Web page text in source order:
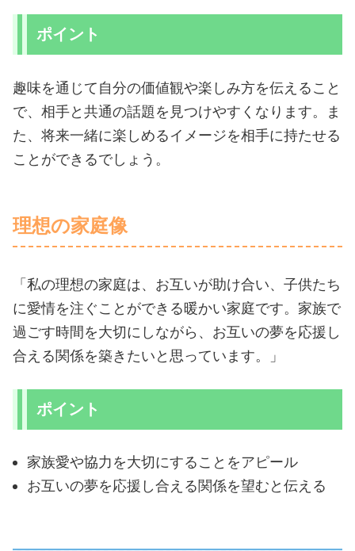
ポイント
趣味を通じて自分の価値観や楽しみ方を伝えること
で、相手と共通の話題を見つけやすくなります。ま
た、将来一緒に楽しめるイメージを相手に持たせる
ことができるでしょう。
理想の家庭像
「私の理想の家庭は、お互いが助け合い、子供たち
に愛情を注ぐことができる暖かい家庭です。家族で
過ごす時間を大切にしながら、お互いの夢を応援し
合える関係を築きたいと思っています。」
ポイント
家族愛や協力を大切にすることをアピール
お互いの夢を応援し合える関係を望むと伝える